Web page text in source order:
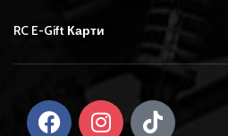
RC E-Gift Карти